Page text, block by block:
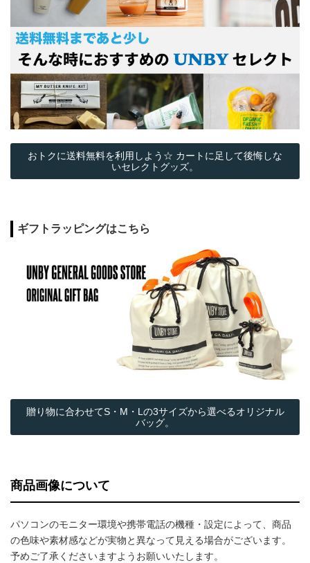
おトクに送料無料を利用しよう☆ カートに足して後悔しな
いセレクトグッズ。
ギフトラッピングはこちら
贈り物に合わせてS・M・Lの3サイズから選べるオリジナル
バッグ。
商品画像について
パソコンのモニター環境や携帯電話の機種・設定によって、商品
の色味や素材感などが実物と異なって見える場合がございます。
予めご了承くださいますようお願いいたします。